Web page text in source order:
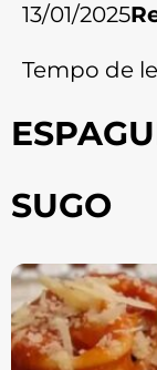
13/01/2025
Tempo de
SUGO